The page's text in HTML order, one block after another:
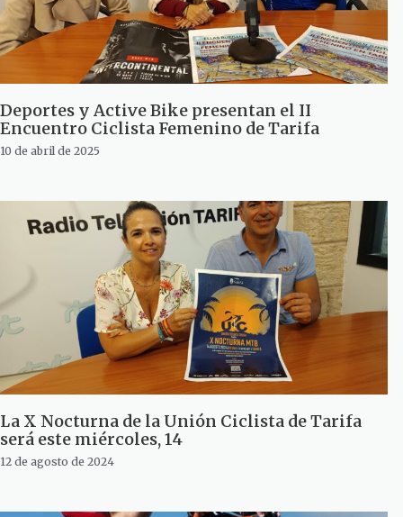
Deportes y Active Bike presentan el II
Encuentro Ciclista Femenino de Tarifa
10 de abril de 2025
La X Nocturna de la Unión Ciclista de Tarifa
será este miércoles, 14
12 de agosto de 2024